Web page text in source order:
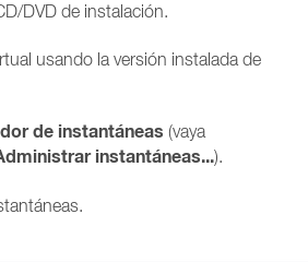
DVD de instalación.
usando la versión instalada de
de instantáneas (vaya
instantáneas...).